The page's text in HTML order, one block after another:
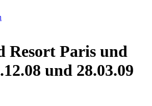
Resort Paris und
und 28.03.09